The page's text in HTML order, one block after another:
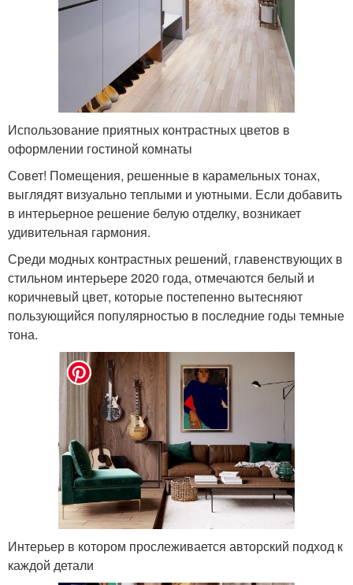
Использование приятных контрастных цветов в
оформлении гостиной комнаты
Совет! Помещения, решенные в карамельных тонах,
выглядят визуально теплыми и уютными. Если добавить
в интерьерное решение белую отделку, возникает
удивительная гармония.
Среди модных контрастных решений, главенствующих в
стильном интерьере 2020 года, отмечаются белый и
коричневый цвет, которые постепенно вытесняют
пользующийся популярностью в последние годы темные
тона.
Интерьер в котором прослеживается авторский подход к
каждой детали